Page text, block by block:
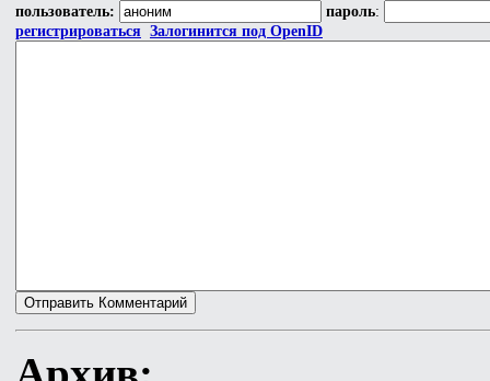
пользователь: пароль:
регистрироваться Залогинится под OpenID